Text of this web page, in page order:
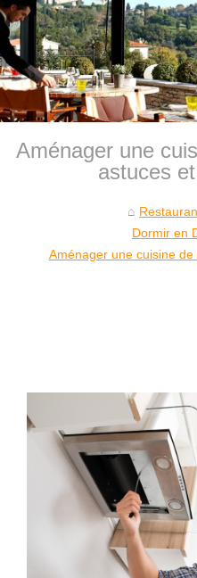
Aménager une
astuces
Dormir en
Aménager une cuisine de